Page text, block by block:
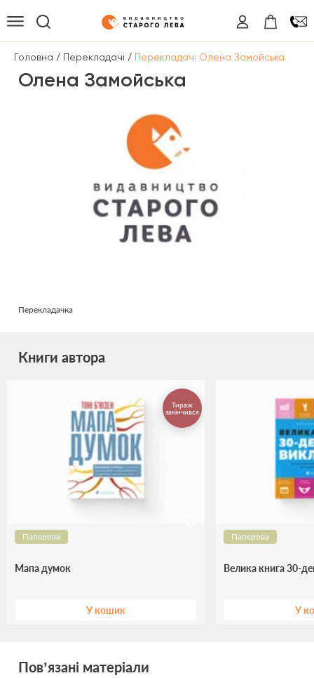
Головна / Перекладачі / Перекладач: Олена Замойська
Олена Замойська
Перекладачка
Книги автора
Тираж
закінчився
Паперова
Мапа думок
У кошик
Паперова
Велика книга 30-
У
Пов’язані матеріали